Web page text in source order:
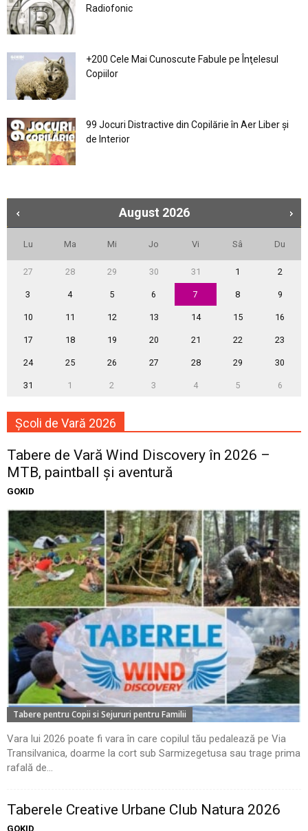
Radiofonic
+200 Cele Mai Cunoscute Fabule pe Înţelesul
Copiilor
99 Jocuri Distractive din Copilărie în Aer Liber şi
de Interior
August 2026
Lu Ma Mi Jo Vi Sâ Du
27 28 29 30 31 1 2
3 4 5 6 7 8 9
10 11 12 13 14 15 16
17 18 19 20 21 22 23
24 25 26 27 28 29 30
31 1 2 3 4 5 6
Școli de Vară 2026
Tabere de Vară Wind Discovery în 2026 –
MTB, paintball și aventură
GOKID
Tabere pentru Copii si Sejururi pentru Familii
Vara lui 2026 poate fi vara în care copilul tău pedalează pe Via
Transilvanica, doarme la cort sub Sarmizegetusa sau trage prima
rafală de...
Taberele Creative Urbane Club Natura 2026
GOKID